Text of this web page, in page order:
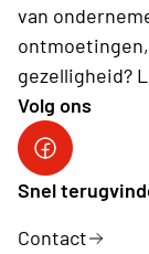
van
gezelligheid?
Volg ons
Neos
Snel
Contact